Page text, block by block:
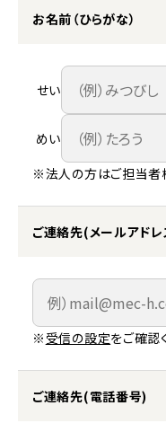
お名前（ひらがな）
せい
めい
※法人の方はご担当者
ご連絡先(メールアドレ
※ 受信の設定をご確認
ご連絡先(電話番号)